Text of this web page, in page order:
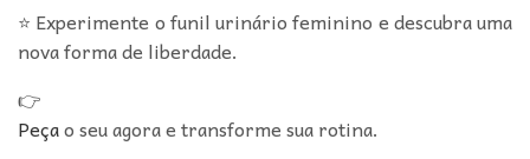
⭐ Experimente o funil urinário feminino e descubra uma
nova forma de liberdade.
👉
Peçao seu agora e transforme sua rotina.